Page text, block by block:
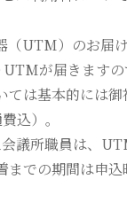
（UTM）のお届
が届きます
は基本的には
込）。
議所職員は、
での期間は申込